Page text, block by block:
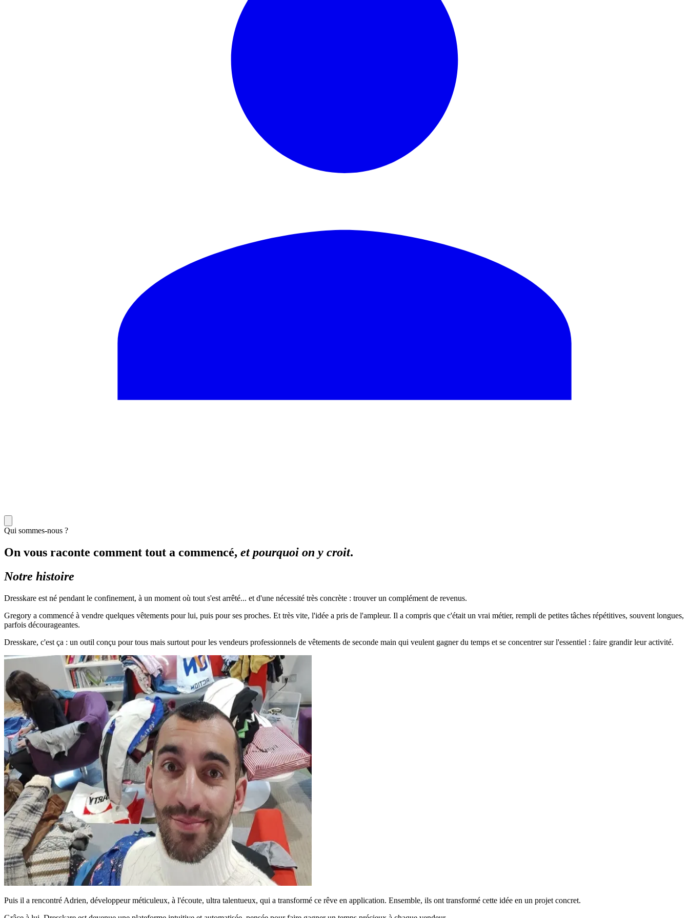
Qui sommes-nous ?
On vous raconte comment tout a commencé, et pourquoi on y croit.
Notre histoire
Dresskare est né pendant le confinement, à un moment où tout s'est arrêté... et d'une nécessité très concrète : trouver un complément de revenus.
Gregory a commencé à vendre quelques vêtements pour lui, puis pour ses proches. Et très vite, l'idée a pris de l'ampleur. Il a compris que c'était un vrai métier, rempli de petites tâches répétitives, souvent longues,
parfois décourageantes.
Dresskare, c'est ça : un outil conçu pour tous mais surtout pour les vendeurs professionnels de vêtements de seconde main qui veulent gagner du temps et se concentrer sur l'essentiel : faire grandir leur activité.
Puis il a rencontré Adrien, développeur méticuleux, à l'écoute, ultra talentueux, qui a transformé ce rêve en application. Ensemble, ils ont transformé cette idée en un projet concret.